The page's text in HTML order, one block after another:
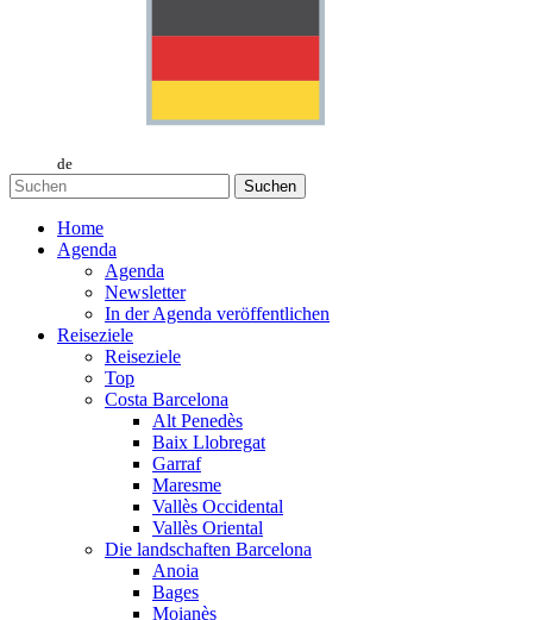
de
Suchen
Home
Agenda
Agenda
Newsletter
In der Agenda veröffentlichen
Reiseziele
Reiseziele
Top
Costa Barcelona
Alt Penedès
Baix Llobregat
Garraf
Maresme
Vallès Occidental
Vallès Oriental
Die landschaften Barcelona
Anoia
Bages
Moianès